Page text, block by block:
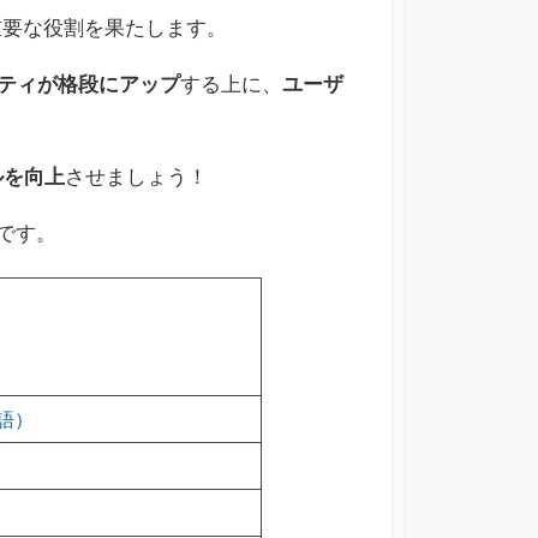
な役割を果たします。
ィが格段にアップする上に、 ユーザ
向上させましょう！
。